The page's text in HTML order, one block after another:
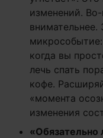
изменений.
когда вы
лечь спать
кофе.
«момента
изменения
«Обязательно